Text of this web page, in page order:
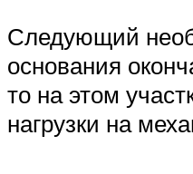
Следующий
основания
то на этом
нагрузки на